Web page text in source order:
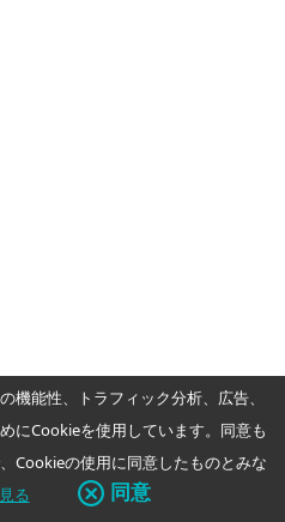
ントオンプレもしくはク
ート管理可能
機能性、トラフィック分析、広告、
にCookieを使用しています。同意も
Cookieの使用に同意したものとみな
る 同意